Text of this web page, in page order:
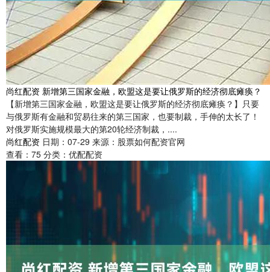
尚红配资 新增第三国家金融，欧盟这是要让俄罗斯的经济彻底瘫痪？
【新增第三国家金融，欧盟这是要让俄罗斯的经济彻底瘫痪？】只要
与俄罗斯有金融和贸易往来的第三国家，也要制裁，手伸的太长了！
对俄罗斯实施规模最大的第20轮经济制裁，....
尚红配资 日期：07-29 来源：股票如何配资官网
查看： 75 分类： 优配配资